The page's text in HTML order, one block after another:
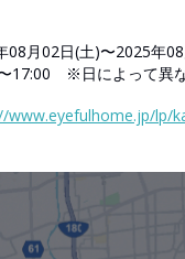
08月02日(土)〜2025年
17:00 ※日によって異
www.eyefulhome.jp/lp/